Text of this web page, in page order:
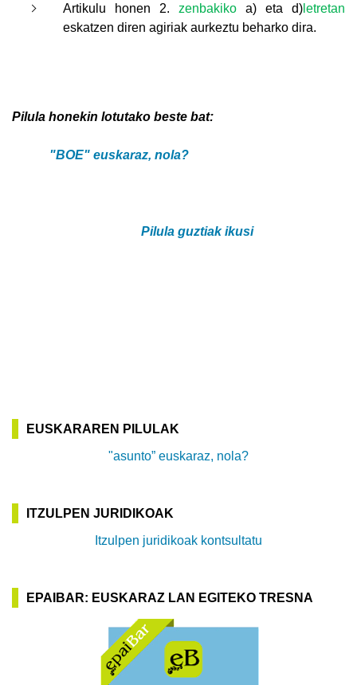
Artikulu honen 2. zenbakiko a) eta d) letretan
eskatzen diren agiriak aurkeztu beharko dira.
Pilula honekin lotutako beste bat:
"BOE" euskaraz, nola?
Pilula guztiak ikusi
EUSKARAREN PILULAK
"asunto” euskaraz, nola?
ITZULPEN JURIDIKOAK
Itzulpen juridikoak kontsultatu
EPAIBAR: EUSKARAZ LAN EGITEKO TRESNA